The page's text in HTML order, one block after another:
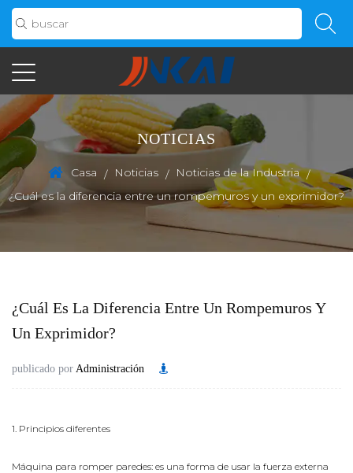
NOTICIAS
Casa / Noticias / Noticias de la Industria /
¿Cuál es la diferencia entre un rompemuros y un exprimidor?
¿Cuál Es La Diferencia Entre Un Rompemuros Y
Un Exprimidor?
publicado por Administración
1. Principios diferentes
Máquina para romper paredes: es una forma de usar la fuerza externa